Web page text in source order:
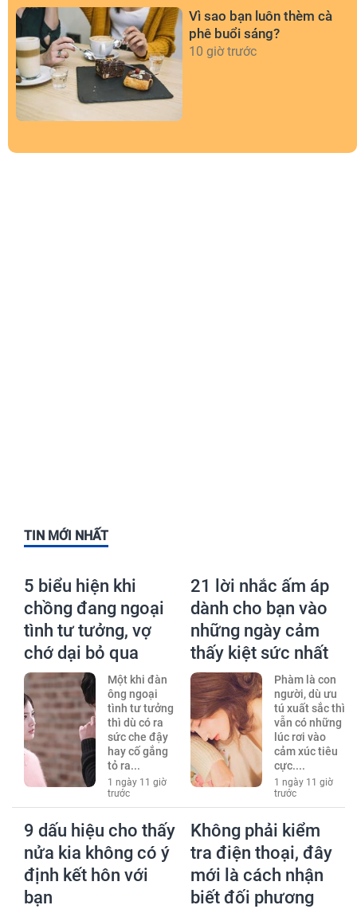
Vì sao bạn luôn thèm cà
phê buổi sáng?
10 giờ trước
TIN MỚI NHẤT
5 biểu hiện khi
chồng đang ngoại
tình tư tưởng, vợ
chớ dại bỏ qua
Một khi đàn
ông ngoại
tình tư tưởng
thì dù có ra
sức che đậy
hay cố gắng
tỏ ra...
1 ngày 11 giờ
trước
21 lời nhắc ấm áp
dành cho bạn vào
những ngày cảm
thấy kiệt sức nhất
Phàm là con
người, dù ưu
tú xuất sắc thì
vẫn có những
lúc rơi vào
cảm xúc tiêu
cực....
1 ngày 11 giờ
trước
9 dấu hiệu cho thấy
nửa kia không có ý
định kết hôn với
bạn
Không phải kiểm
tra điện thoại, đây
mới là cách nhận
biết đối phương